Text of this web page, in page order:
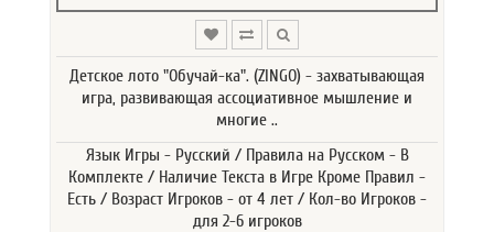
Детское лото "Обучай-ка". (ZINGO) - захватывающая
игра, развивающая ассоциативное мышление и
многие ..
Язык Игры - Русский / Правила на Русском - В
Комплекте / Наличие Текста в Игре Кроме Правил -
Есть / Возраст Игроков - от 4 лет / Кол-во Игроков -
для 2-6 игроков